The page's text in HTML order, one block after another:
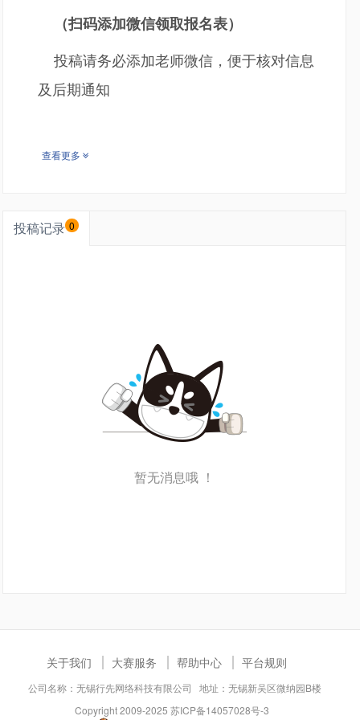
（扫码添加微信领取报名表）
投稿请务必添加老师微信，便于核对信息
及后期通知
查看更多
投稿记录 0
暂无消息哦 ！
关于我们 大赛服务 帮助中心 平台规则
公司名称：无锡行先网络科技有限公司 地址：无锡新吴区微纳园B楼
Copyright 2009-2025 苏ICP备14057028号-3